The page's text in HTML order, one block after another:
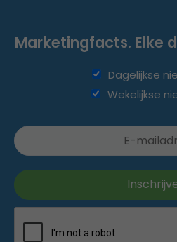
Marketingfacts. Elke
Dagelijkse
Wekelijkse